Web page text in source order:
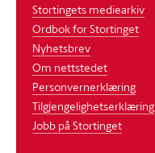
Stortingets mediearkiv
Ordbok for Stortinget
Nyhetsbrev
Om nettstedet
Personvernerklæring
Tilgjengelighetserklæring
Jobb på Stortinget